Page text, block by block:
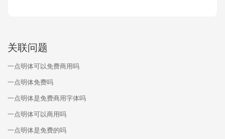
关联问题
一点明体可以免费商用吗
一点明体免费吗
一点明体是免费商用字体吗
一点明体可以商用吗
一点明体是免费的吗